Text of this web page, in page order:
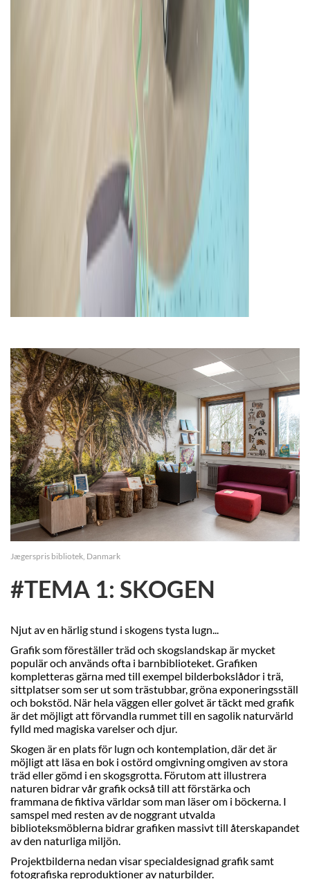
Jægerspris bibliotek, Danmark
#TEMA 1: SKOGEN
Njut av en härlig stund i skogens tysta lugn...
Grafik som föreställer träd och skogslandskap är mycket
populär och används ofta i barnbiblioteket. Grafiken
kompletteras gärna med till exempel bilderbokslådor i trä,
sittplatser som ser ut som trästubbar, gröna exponeringsställ
och bokstöd. När hela väggen eller golvet är täckt med grafik
är det möjligt att förvandla rummet till en sagolik naturvärld
fylld med magiska varelser och djur.
Skogen är en plats för lugn och kontemplation, där det är
möjligt att läsa en bok i ostörd omgivning omgiven av stora
träd eller gömd i en skogsgrotta. Förutom att illustrera
naturen bidrar vår grafik också till att förstärka och
frammana de fiktiva världar som man läser om i böckerna. I
samspel med resten av de noggrant utvalda
biblioteksmöblerna bidrar grafiken massivt till återskapandet
av den naturliga miljön.
Projektbilderna nedan visar specialdesignad grafik samt
fotografiska reproduktioner av naturbilder.